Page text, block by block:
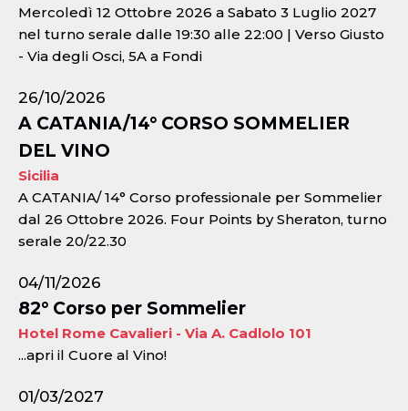
Mercoledì 12 Ottobre 2026 a Sabato 3 Luglio 2027
nel turno serale dalle 19:30 alle 22:00 | Verso Giusto
- Via degli Osci, 5A a Fondi
26/10/2026
A CATANIA/14° CORSO SOMMELIER
DEL VINO
Sicilia
A CATANIA/ 14° Corso professionale per Sommelier
dal 26 Ottobre 2026. Four Points by Sheraton, turno
serale 20/22.30
04/11/2026
82° Corso per Sommelier
Hotel Rome Cavalieri - Via A. Cadlolo 101
...apri il Cuore al Vino!
01/03/2027